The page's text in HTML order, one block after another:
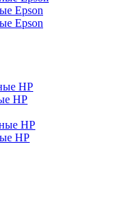
Epson
Epson
HP
HP
HP
HP